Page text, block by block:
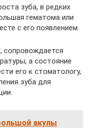
зуба, в редких
гематома или
с его появлением.
сопровождается
а состояние
его к стоматологу,
зуба для
акулы